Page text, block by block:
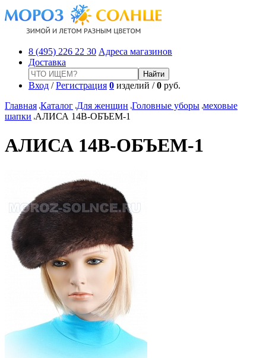
8 (495) 226 22 30 Адреса магазинов
Доставка
Вход /Регистрация 0 изделий /0 руб.
Главная Каталог Для женщин Головные уборы меховые
шапки АЛИСА 14В-ОБЪЕМ-1
АЛИСА 14В-ОБЪЕМ-1